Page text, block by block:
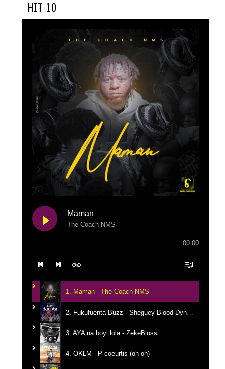
HIT 10
Maman
The Coach NMS
00:00
1. Maman - The Coach NMS
3. AYA na boyi lola - ZekeBloss
4. OKLM - P-coeurtis (oh oh)